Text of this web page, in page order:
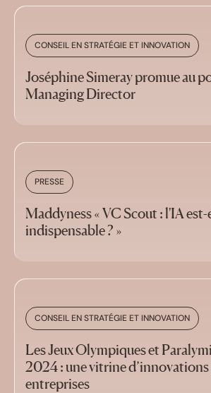
CONSEIL EN STRATÉGIE ET INNOVATION
Joséphine Simeray promue au
Managing Director
PRESSE
Maddyness « VC Scout : l'IA
indispensable ? »
CONSEIL EN STRATÉGIE ET INNOVATION
Les Jeux Olympiques et
2024 : une vitrine d’innovations
entreprises